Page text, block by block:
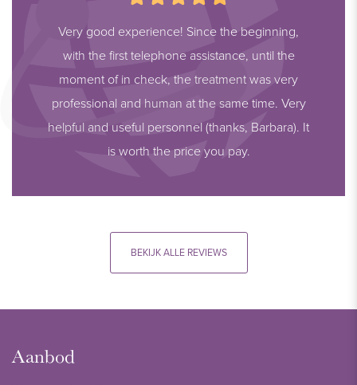
Very good experience! Since the beginning,
with the first telephone assistance, until the
moment of in check, the treatment was very
professional and human at the same time. Very
helpful and useful personnel (thanks, Barbara). It
is worth the price you pay.
BEKIJK ALLE REVIEWS
Aanbod